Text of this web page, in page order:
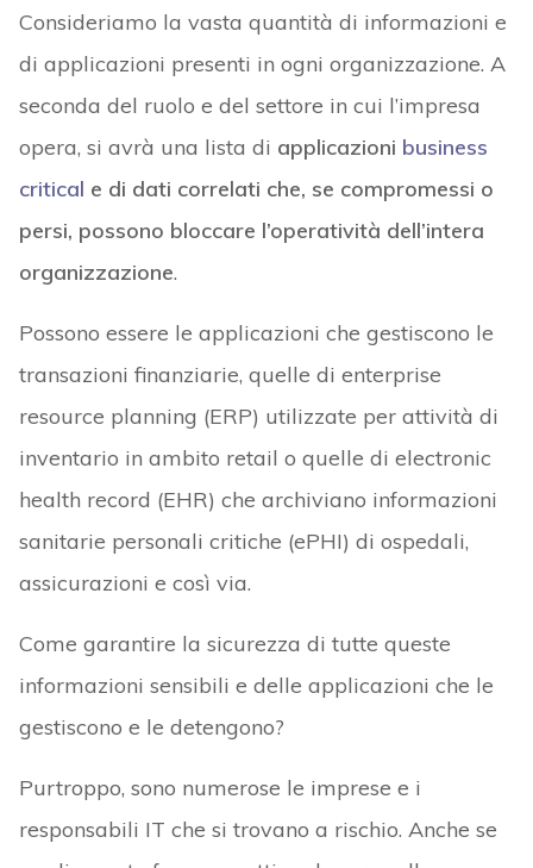
Consideriamo la vasta quantità di informazioni e
di applicazioni presenti in ogni organizzazione. A
seconda del ruolo e del settore in cui l’impresa
opera, si avrà una lista di applicazioni business
critical e di dati correlati che, se compromessi o
persi, possono bloccare l’operatività dell’intera
organizzazione.
Possono essere le applicazioni che gestiscono le
transazioni finanziarie, quelle di enterprise
resource planning (ERP) utilizzate per attività di
inventario in ambito retail o quelle di electronic
health record (EHR) che archiviano informazioni
sanitarie personali critiche (ePHI) di ospedali,
assicurazioni e così via.
Come garantire la sicurezza di tutte queste
informazioni sensibili e delle applicazioni che le
gestiscono e le detengono?
Purtroppo, sono numerose le imprese e i
responsabili IT che si trovano a rischio. Anche se